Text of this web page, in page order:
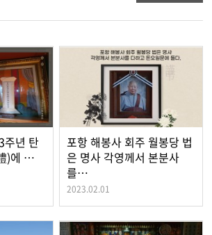
주년 탄
)에 …
포항 해봉사 회주 월봉당 법
은 명사 각영께서 본분사
를…
2023.02.01